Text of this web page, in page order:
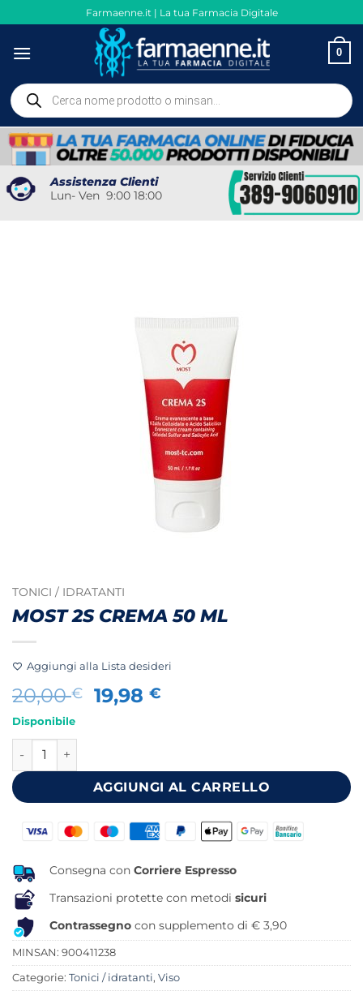
ai
contenuti
Farmaenne.it | La tua Farmacia Digitale
0
Ricerca
prodotti
Assistenza Clienti
Lun- Ven 9:00 18:00
TONICI / IDRATANTI
MOST 2S CREMA 50 ML
Aggiungi alla Lista desideri
20,00€
Il
20,00 €.
19,98€
19,98 €.
Disponibile
MOST 2S CREMA 50 ML quantità
AGGIUNGI AL CARRELLO
Consegna con Corriere Espresso
Transazioni protette con metodi sicuri
Contrassegno con supplemento di € 3,90
MINSAN: 900411238
Categorie: Tonici / idratanti, Viso